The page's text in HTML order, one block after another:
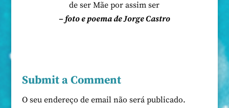
de ser Mãe por assim ser
– foto e poema de Jorge Castro
Submit a Comment
O seu endereço de email não será publicado.